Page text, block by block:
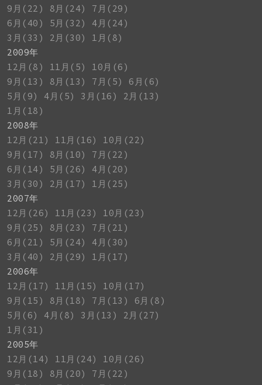
9月(22)
8月(24)
7月(29)
6月(40)
5月(32)
4月(24)
3月(33)
2月(30)
1月(8)
2009年
12月(8)
11月(5)
10月(6)
9月(13)
8月(13) 7月(5)
6月(6)
5月(9)
4月(5) 3月(16)
2月(13)
1月(18)
2008年
12月(21)
11月(16)
10月(22)
9月(17)
8月(10)
7月(22)
6月(14)
5月(26)
4月(20)
3月(30)
2月(17)
1月(25)
2007年
12月(26)
11月(23)
10月(23)
9月(25)
8月(23)
7月(21)
6月(21)
5月(24)
4月(30)
3月(40)
2月(29)
1月(17)
2006年
12月(17)
11月(15)
10月(17)
9月(15)
8月(18) 7月(13)
6月(8)
5月(6)
4月(8) 3月(13)
2月(27)
1月(31)
2005年
12月(14)
11月(24)
10月(26)
9月(18)
8月(20)
7月(22)